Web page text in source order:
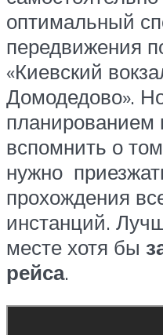
оптимальный
передвижения
«Киевский
Домодедово».
планированием
вспомнить о
нужно
прохождения
инстанций.
месте хотя бы
рейса.